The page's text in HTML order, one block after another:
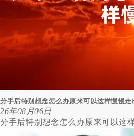
分手后特别想念怎么办原来可以这样慢慢走
26年08月06日
分手后特别想念怎么办原来可以这